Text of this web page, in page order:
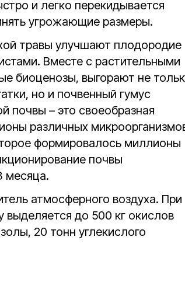
и легко перекидывается
угрожающие размеры.
травы улучшают плодородие
Вместе с растительными
биоценозы, выгорают не
но и почвенный гумус
почвы – это своеобразная
различных
формировалось миллионы
почвы
месяца.
атмосферного воздуха. При
выделяется до 500 кг окислов
20 тонн углекислого